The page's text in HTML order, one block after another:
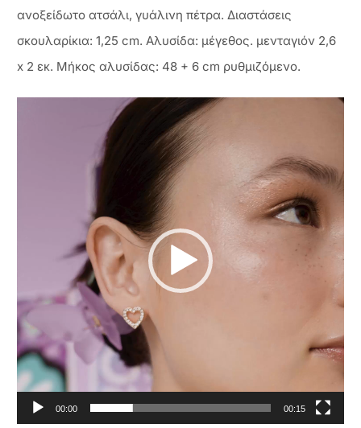
ανοξείδωτο ατσάλι, γυάλινη πέτρα. Διαστάσεις
σκουλαρίκια: 1,25 cm. Αλυσίδα: μέγεθος. μενταγιόν 2,6
x 2 εκ. Μήκος αλυσίδας: 48 + 6 cm ρυθμιζόμενο.
Αναπαραγωγής
00:00 00:15